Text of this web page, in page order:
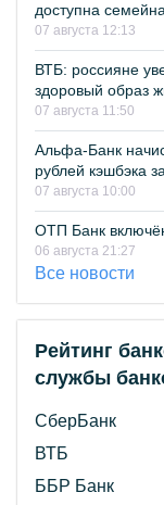
доступна
07 августа 12:13
ВТБ: россияне
здоровый образ
07 августа 11:50
Альфа-Банк
рублей кэшбэка
07 августа 10:00
ОТП Банк
06 августа 21:27
Все новости
Рейтинг
службы
СберБанк
ВТБ
ББР Банк